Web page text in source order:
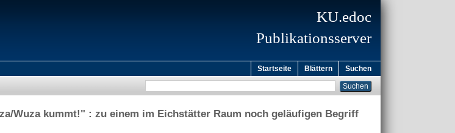
KU.edoc
Publikationsserver
Startseite Blättern Suchen
Wuza kummt!" : zu einem im Eichstätter Raum noch geläufigen Begriff